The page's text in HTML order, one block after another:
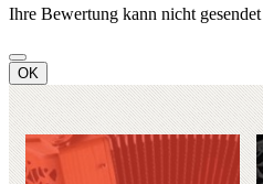
Ihre Bewertung kann nicht
OK